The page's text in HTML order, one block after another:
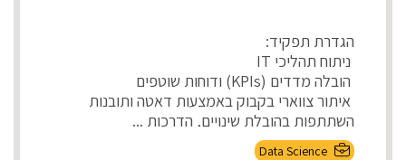
הגדרת תפקיד:
ניתוח תהליכי IT
הובלה מדדים (KPIs) ודוחות שוטפים
איתור צווארי בקבוק באמצעות דאטה ותובנות
השתתפות בהובלת שינויים, הדרכות ...
Data Science